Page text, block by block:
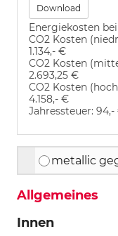
Download
Energiekosten
CO2 Kosten
1.134,- €
CO2 Kosten
2.693,25 €
CO2 Kosten
4.158,- €
Jahressteuer: 94,-
metallic
Allgemeines
Innen